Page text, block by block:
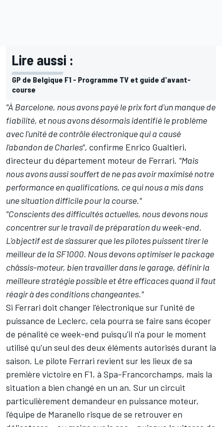
Lire aussi :
GP de Belgique F1 - Programme TV et guide d'avant-
course
"À Barcelone, nous avons payé le prix fort d'un manque de
fiabilité, et nous avons désormais identifié le problème
avec l'unité de contrôle électronique qui a causé
l'abandon de Charles", confirme Enrico Gualtieri,
directeur du département moteur de Ferrari. "Mais
nous avons aussi souffert de ne pas avoir maximisé notre
performance en qualifications, ce qui nous a mis dans
une situation difficile pour la course."
"Conscients des difficultés actuelles, nous devons nous
concentrer sur le travail de préparation du week-end.
L'objectif est de s'assurer que les pilotes puissent tirer le
meilleur de la SF1000. Nous devons optimiser le package
châssis-moteur, bien travailler dans le garage, définir la
meilleure stratégie possible et être efficaces quand il faut
réagir à des conditions changeantes."
Si Ferrari doit changer l'électronique sur l'unité de
puissance de Leclerc, cela pourra se faire sans écoper
de pénalité ce week-end puisqu'il n'a pour le moment
utilisé qu'un seul des deux éléments autorisés durant la
saison. Le pilote Ferrari revient sur les lieux de sa
première victoire en F1, à Spa-Francorchamps, mais la
situation a bien changé en un an. Sur un circuit
particulièrement demandeur en puissance moteur,
l'équipe de Maranello risque de se retrouver en